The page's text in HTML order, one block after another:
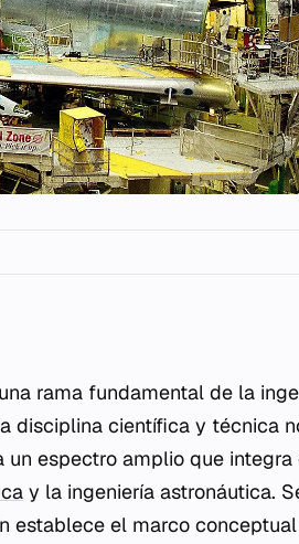
rama fundamental de la
disciplina científica y técnica
espectro amplio que
y la ingeniería astronáutica.
establece el marco